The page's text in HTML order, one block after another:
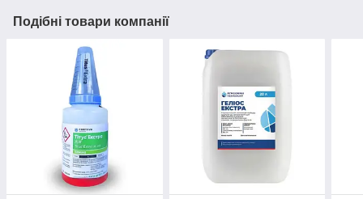
Подібні товари компанії